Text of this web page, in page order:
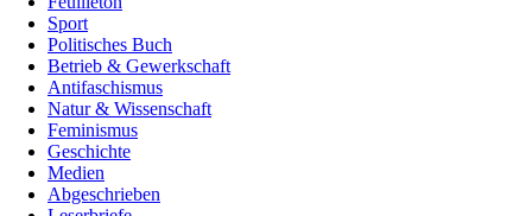
Sport
Politisches Buch
Betrieb & Gewerkschaft
Antifaschismus
Natur & Wissenschaft
Feminismus
Geschichte
Medien
Abgeschrieben